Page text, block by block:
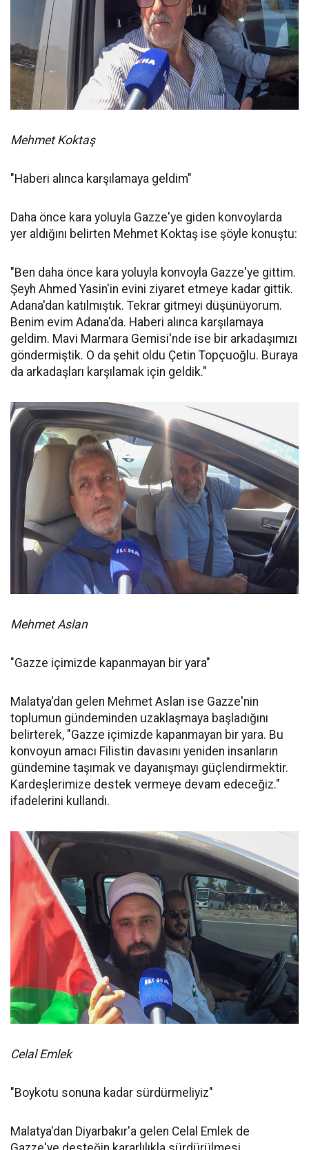
Mehmet Koktaş
"Haberi alınca karşılamaya geldim"
Daha önce kara yoluyla Gazze'ye giden konvoylarda
yer aldığını belirten Mehmet Koktaş ise şöyle konuştu:
"Ben daha önce kara yoluyla konvoyla Gazze'ye gittim.
Şeyh Ahmed Yasin'in evini ziyaret etmeye kadar gittik.
Adana'dan katılmıştık. Tekrar gitmeyi düşünüyorum.
Benim evim Adana'da. Haberi alınca karşılamaya
geldim. Mavi Marmara Gemisi'nde ise bir arkadaşımızı
göndermiştik. O da şehit oldu Çetin Topçuoğlu. Buraya
da arkadaşları karşılamak için geldik."
Mehmet Aslan
"Gazze içimizde kapanmayan bir yara"
Malatya'dan gelen Mehmet Aslan ise Gazze'nin
toplumun gündeminden uzaklaşmaya başladığını
belirterek, "Gazze içimizde kapanmayan bir yara. Bu
konvoyun amacı Filistin davasını yeniden insanların
gündemine taşımak ve dayanışmayı güçlendirmektir.
Kardeşlerimize destek vermeye devam edeceğiz."
ifadelerini kullandı.
Celal Emlek
"Boykotu sonuna kadar sürdürmeliyiz"
Malatya'dan Diyarbakır'a gelen Celal Emlek de